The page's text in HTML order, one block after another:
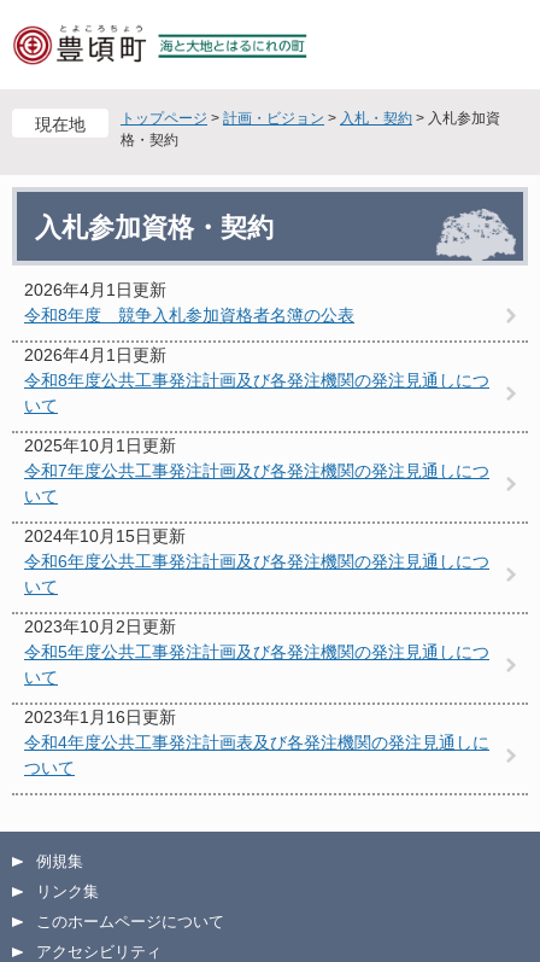
ー
す
ニ
し
文
現在地 トップページ > 計画・ビジョン > 入札・契約 > 入札参加資
格・契約
入札参加資格・契約
2026年4月1日更新
令和8年度 競争入札参加資格者名簿の公表
2026年4月1日更新
令和8年度公共工事発注計画及び各発注機関の発注見通しにつ
いて
2025年10月1日更新
令和7年度公共工事発注計画及び各発注機関の発注見通しにつ
いて
2024年10月15日更新
令和6年度公共工事発注計画及び各発注機関の発注見通しにつ
いて
2023年10月2日更新
令和5年度公共工事発注計画及び各発注機関の発注見通しにつ
いて
2023年1月16日更新
令和4年度公共工事発注計画表及び各発注機関の発注見通しに
ついて
例規集
リンク集
このホームページについて
アクセシビリティ